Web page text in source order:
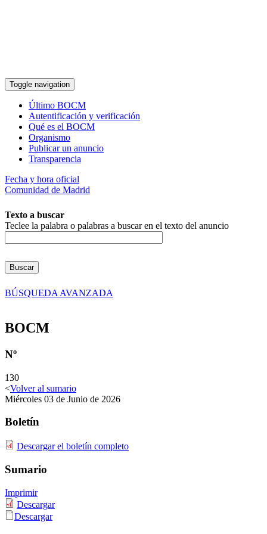
Toggle navigation
Último BOCM
Autentificación y verificación
Qué es el BOCM
Organismo
Publicar un anuncio
Transparencia
Fecha y hora oficial
Comunidad de Madrid
Texto a buscar
Teclee la palabra o palabras a buscar en el texto del anuncio
Buscar
BÚSQUEDA AVANZADA
BOCM
Nº
130
<Volver al sumario
Miércoles 03 de Junio de 2026
Boletín
Descargar el boletín completo
Sumario
Imprimir
Descargar
Descargar